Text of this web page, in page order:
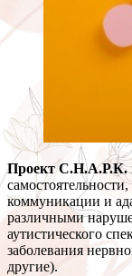
Проект С.Н.А.Р.К.
коммуникации и
различными
аутистического
заболевания
другие).